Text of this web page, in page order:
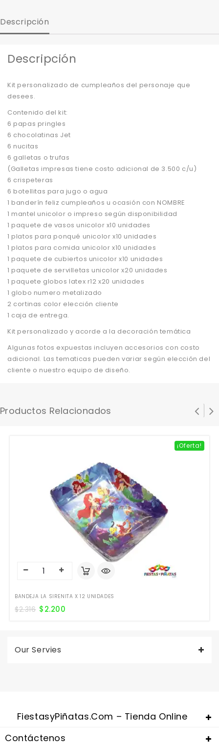
Descripción
Descripción
Kit personalizado de cumpleaños del personaje que
desees.
Contenido del kit:
6 papas pringles
6 chocolatinas Jet
6 nucitas
6 galletas o trufas
(Galletas impresas tiene costo adicional de 3.500 c/u)
6 crispeteras
6 botellitas para jugo o agua
1 banderín feliz cumpleaños u ocasión con NOMBRE
1 mantel unicolor o impreso según disponibilidad
1 paquete de vasos unicolor x10 unidades
1 platos para ponqué unicolor x10 unidades
1 platos para comida unicolor x10 unidades
1 paquete de cubiertos unicolor x10 unidades
1 paquete de servilletas unicolor x20 unidades
1 paquete globos latex r12 x20 unidades
1 globo numero metalizado
2 cortinas color elección cliente
1 caja de entrega.
Kit personalizado y acorde a la decoración temática
Algunas fotos expuestas incluyen accesorios con costo
adicional. Las tematicas pueden variar según elección del
cliente o nuestro equipo de diseño.
Productos Relacionados
¡Oferta!
BANDEJA LA SIRENITA X 12 UNIDADES
$2.316 $2.200
Our Servies
FiestasyPiñatas.com – Tienda Online
Contáctenos